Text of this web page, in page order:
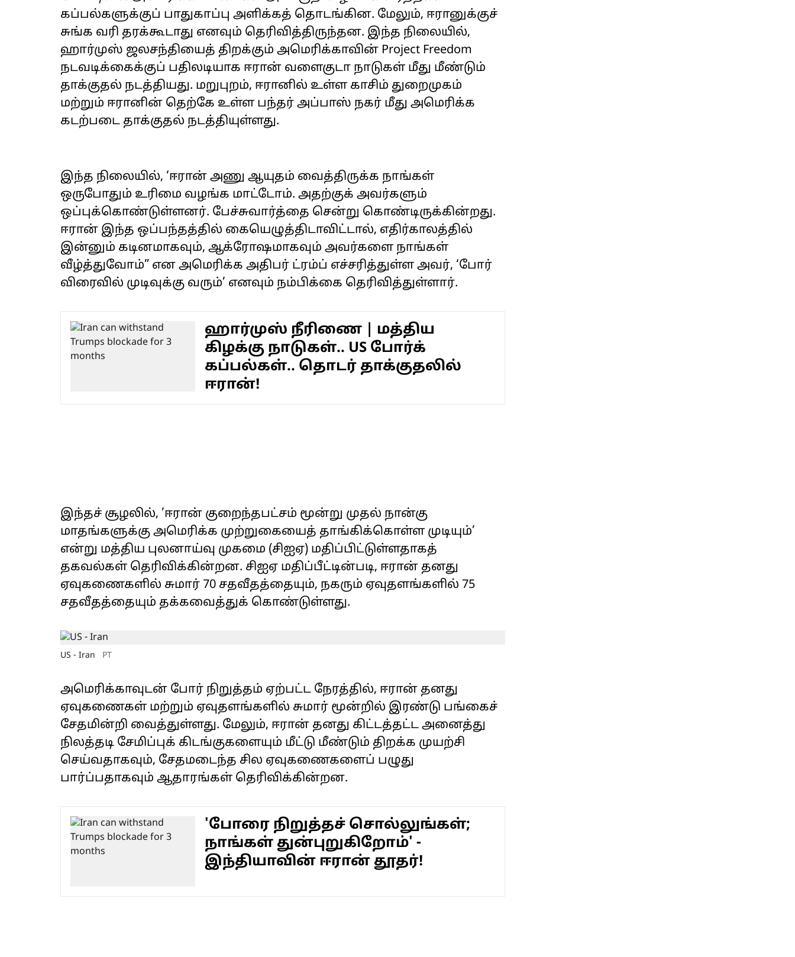
கப்பல்களுக்குப் பாதுகாப்பு அளிக்கத் தொடங்கின. மேலும், ஈரானுக்குச்
சுங்க வரி தரக்கூடாது எனவும் தெரிவித்திருந்தன. இந்த நிலையில்,
ஹார்முஸ் ஜலசந்தியைத் திறக்கும் அமெரிக்காவின் Project Freedom
நடவடிக்கைக்குப் பதிலடியாக ஈரான் வளைகுடா நாடுகள் மீது மீண்டும்
தாக்குதல் நடத்தியது. மறுபுறம், ஈரானில் உள்ள காசிம் துறைமுகம்
மற்றும் ஈரானின் தெற்கே உள்ள பந்தர் அப்பாஸ் நகர் மீது அமெரிக்க
கடற்படை தாக்குதல் நடத்தியுள்ளது.
இந்த நிலையில், ‘ஈரான் அணு ஆயுதம் வைத்திருக்க நாங்கள்
ஒருபோதும் உரிமை வழங்க மாட்டோம். அதற்குக் அவர்களும்
ஒப்புக்கொண்டுள்ளனர். பேச்சுவார்த்தை சென்று கொண்டிருக்கின்றது.
ஈரான் இந்த ஒப்பந்தத்தில் கையெழுத்திடாவிட்டால், எதிர்காலத்தில்
இன்னும் கடினமாகவும், ஆக்ரோஷமாகவும் அவர்களை நாங்கள்
வீழ்த்துவோம்” என அமெரிக்க அதிபர் ட்ரம்ப் எச்சரித்துள்ள அவர், ‘போர்
விரைவில் முடிவுக்கு வரும்’ எனவும் நம்பிக்கை தெரிவித்துள்ளார்.
ஹார்முஸ் நீரிணை | மத்திய
கிழக்கு நாடுகள்.. US போர்க்
கப்பல்கள்.. தொடர் தாக்குதலில்
ஈரான்!
இந்தச் சூழலில், ’ஈரான் குறைந்தபட்சம் மூன்று முதல் நான்கு
மாதங்களுக்கு அமெரிக்க முற்றுகையைத் தாங்கிக்கொள்ள முடியும்’
என்று மத்திய புலனாய்வு முகமை (சிஐஏ) மதிப்பிட்டுள்ளதாகத்
தகவல்கள் தெரிவிக்கின்றன. சிஐஏ மதிப்பீட்டின்படி, ஈரான் தனது
ஏவுகணைகளில் சுமார் 70 சதவீதத்தையும், நகரும் ஏவுதளங்களில் 75
சதவீதத்தையும் தக்கவைத்துக் கொண்டுள்ளது.
US - Iran PT
அமெரிக்காவுடன் போர் நிறுத்தம் ஏற்பட்ட நேரத்தில், ஈரான் தனது
ஏவுகணைகள் மற்றும் ஏவுதளங்களில் சுமார் மூன்றில் இரண்டு பங்கைச்
சேதமின்றி வைத்துள்ளது. மேலும், ஈரான் தனது கிட்டத்தட்ட அனைத்து
நிலத்தடி சேமிப்புக் கிடங்குகளையும் மீட்டு மீண்டும் திறக்க முயற்சி
செய்வதாகவும், சேதமடைந்த சில ஏவுகணைகளைப் பழுது
பார்ப்பதாகவும் ஆதாரங்கள் தெரிவிக்கின்றன.
'போரை நிறுத்தச் சொல்லுங்கள்;
நாங்கள் துன்புறுகிறோம்' -
இந்தியாவின் ஈரான் தூதர்!